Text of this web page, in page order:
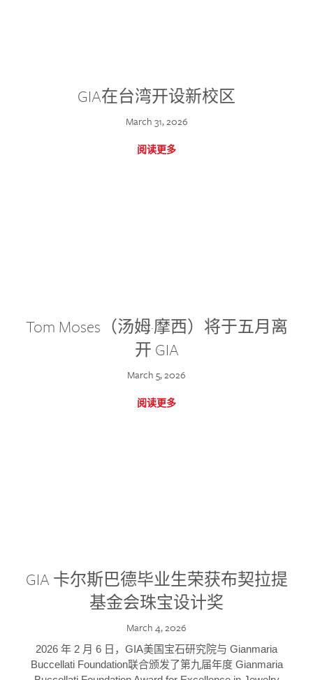
GIA在台湾开设新校区
March 31, 2026
阅读更多
Tom Moses（汤姆·摩西）将于五月离
开 GIA
March 5, 2026
阅读更多
GIA 卡尔斯巴德毕业生荣获布契拉提
基金会珠宝设计奖
March 4, 2026
2026 年 2 月 6 日，GIA美国宝石研究院与 Gianmaria
Buccellati Foundation联合颁发了第九届年度 Gianmaria